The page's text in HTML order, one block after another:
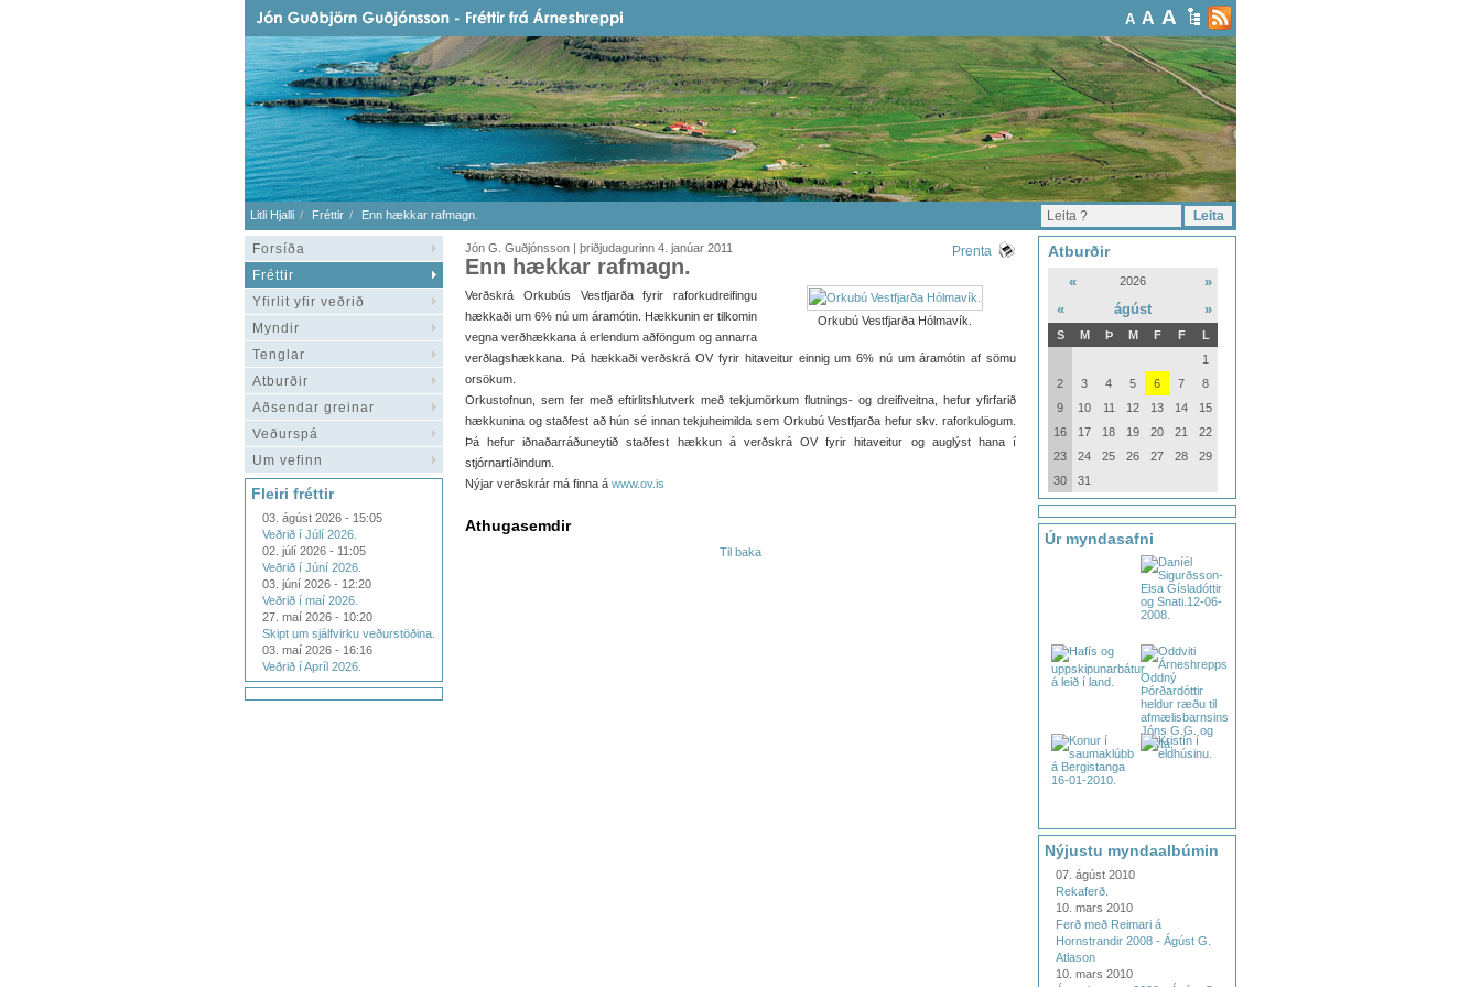
A A A
Litli Hjalli Fréttir Enn hækkar rafmagn.
Forsíða
Fréttir
Yfirlit yfir veðrið
Myndir
Tenglar
Atburðir
Aðsendar greinar
Veðurspá
Um vefinn
Fleiri fréttir
03. ágúst 2026 - 15:05
Veðrið í Júlí 2026.
02. júlí 2026 - 11:05
Veðrið í Júní 2026.
03. júní 2026 - 12:20
Veðrið í maí 2026.
27. maí 2026 - 10:20
Skipt um sjálfvirku veðurstöðina.
03. maí 2026 - 16:16
Veðrið í Apríl 2026.
Jón G. Guðjónsson | þriðjudagurinn 4. janúar 2011 Prenta
Enn hækkar rafmagn.
Orkubú Vestfjarða Hólmavík.
Verðskrá Orkubús Vestfjarða fyrir raforkudreifingu
hækkaði um 6% nú um áramótin. Hækkunin er tilkomin
vegna verðhækkana á erlendum aðföngum og annarra
verðlagshækkana. Þá hækkaði verðskrá OV fyrir hitaveitur einnig um 6% nú um áramótin af sömu
orsökum.
Orkustofnun, sem fer með eftirlitshlutverk með tekjumörkum flutnings- og dreifiveitna, hefur yfirfarið
hækkunina og staðfest að hún sé innan tekjuheimilda sem Orkubú Vestfjarða hefur skv. raforkulögum.
Þá hefur iðnaðarráðuneytið staðfest hækkun á verðskrá OV fyrir hitaveitur og auglýst hana í
stjórnartíðindum.
Nýjar verðskrár má finna á www.ov.is
Athugasemdir
Til baka
Atburðir
« 2026
»
«
ágúst »
S M Þ M F F
L
1
2
3 4 5 6 7
8
9
10 11 12 13 14
15
16
17 18 19 20 21
22
23
24 25 26 27 28
29
30
31
Úr myndasafni
Nýjustu myndaalbúmin
07. ágúst 2010
Rekaferð.
10. mars 2010
Ferð með Reimari á
Hornstrandir 2008 - Ágúst G.
Atlason
10. mars 2010